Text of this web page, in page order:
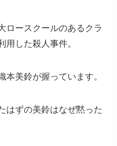
ロースクールのあるクラ
用した殺人事件。
本美鈴が握っています。
はずの美鈴はなぜ黙った